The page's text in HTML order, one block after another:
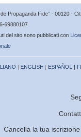
Propaganda Fide” - 00120 -
69880107
del sito sono pubblicati con
| ENGLISH | ESPAÑOL |
Cancella la tua